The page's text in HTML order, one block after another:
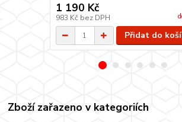
1 190 Kč
983 Kč bez DPH
Přidat do
Zboží zařazeno v kategoriích